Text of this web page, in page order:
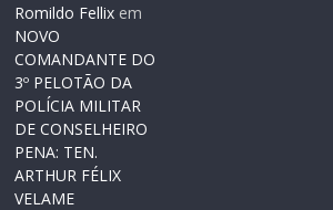
Romildo Fellix em
NOVO
COMANDANTE DO
3º PELOTÃO DA
POLÍCIA MILITAR
DE CONSELHEIRO
PENA: TEN.
ARTHUR FÉLIX
VELAME